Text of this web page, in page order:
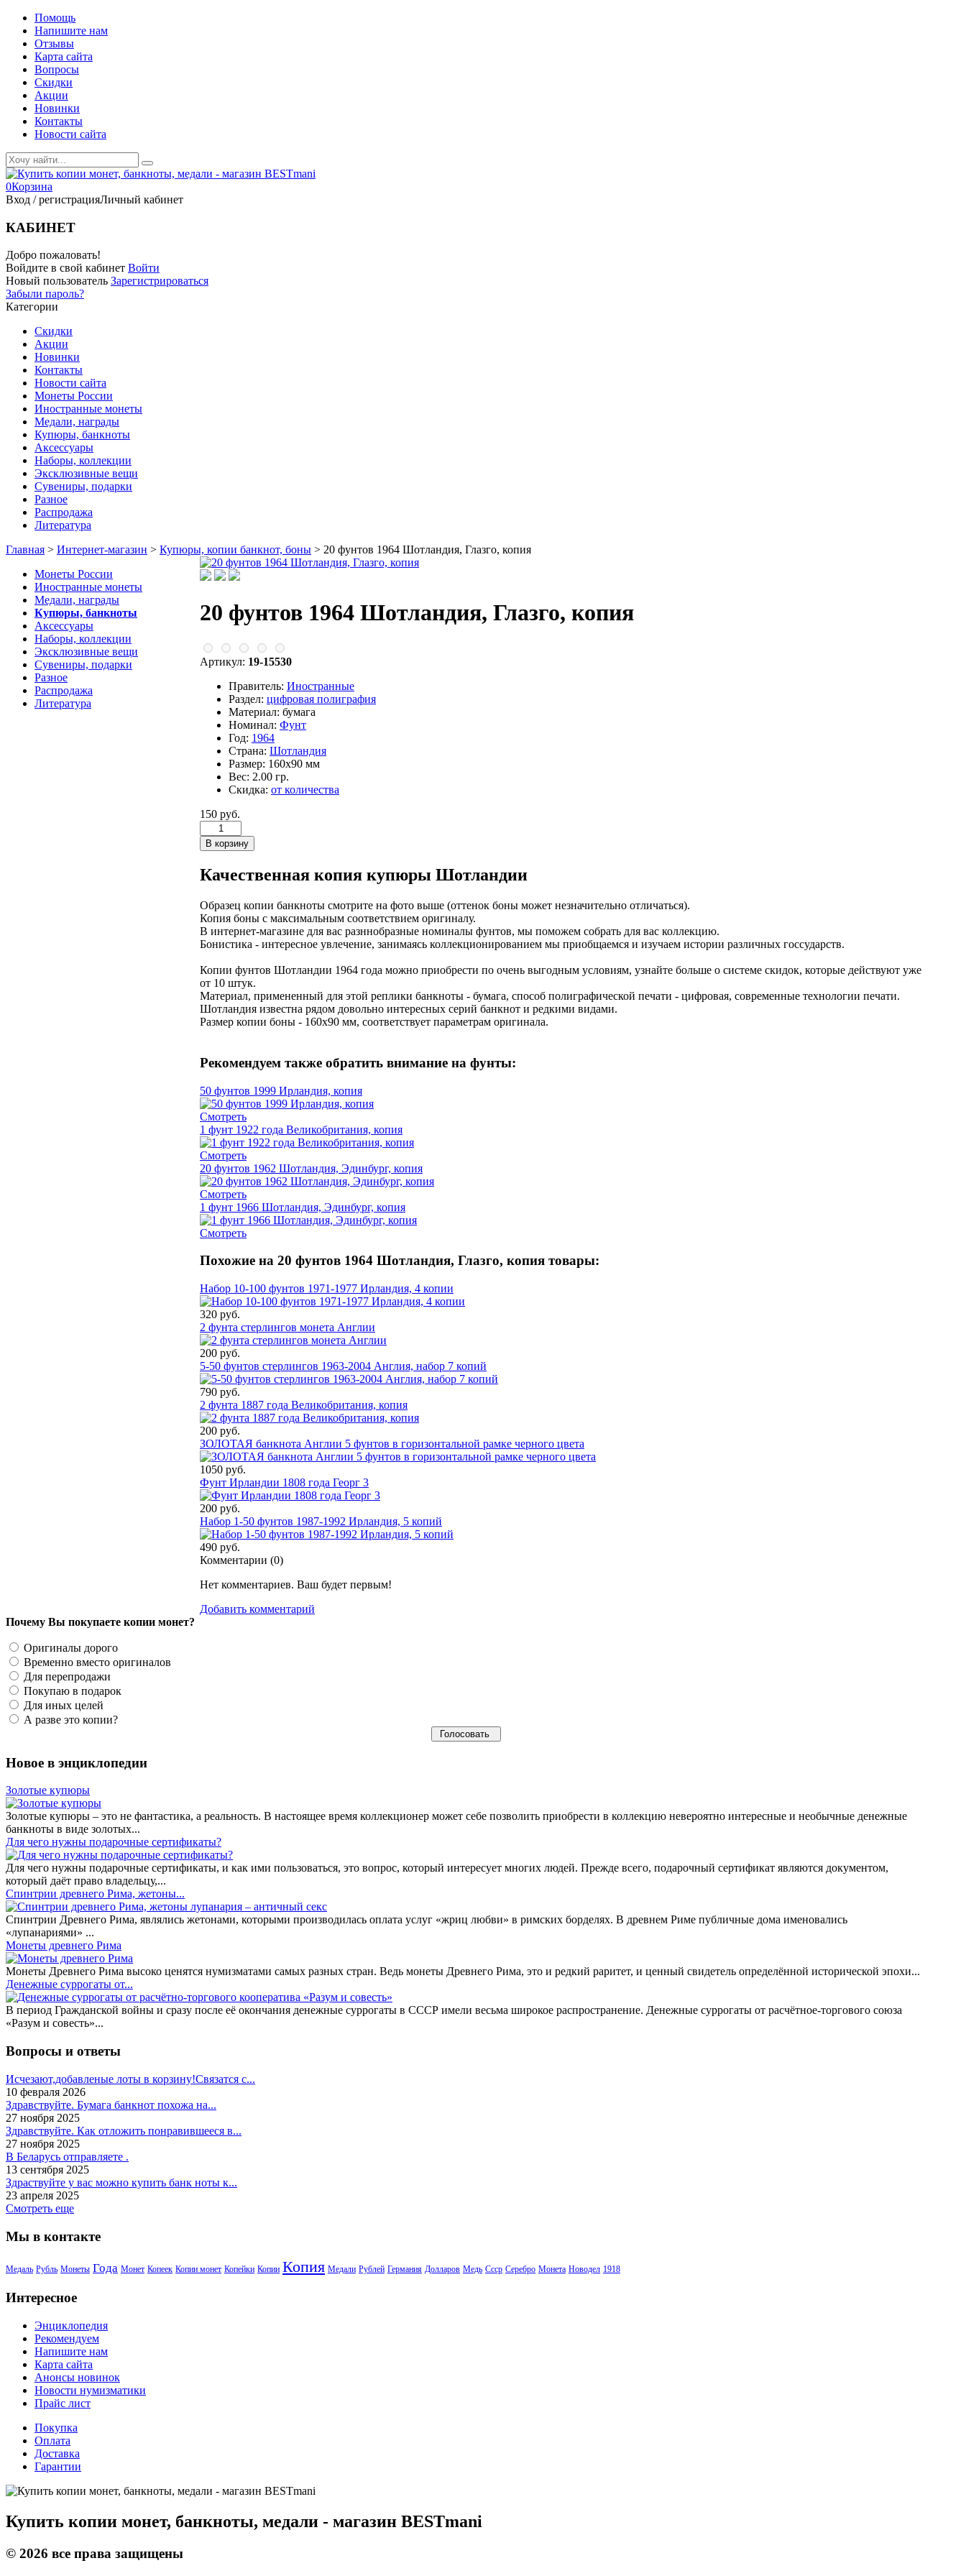
Помощь
Напишите нам
Отзывы
Карта сайта
Вопросы
Скидки
Акции
Новинки
Контакты
Новости сайта
0Корзина
Вход / регистрацияЛичный кабинет
КАБИНЕТ
Добро пожаловать!
Войдите в свой кабинет Войти
Новый пользователь Зарегистрироваться
Забыли пароль?
Категории
Скидки
Акции
Новинки
Контакты
Новости сайта
Монеты России
Иностранные монеты
Медали, награды
Купюры, банкноты
Аксессуары
Наборы, коллекции
Эксклюзивные вещи
Сувениры, подарки
Разное
Распродажа
Литература
Главная > Интернет-магазин > Купюры, копии банкнот, боны > 20 фунтов 1964 Шотландия, Глазго, копия
20 фунтов 1964 Шотландия, Глазго, копия
Артикул: 19-15530
Правитель: Иностранные
Раздел: цифровая полиграфия
Материал: бумага
Номинал: Фунт
Год: 1964
Страна: Шотландия
Размер: 160х90 мм
Вес: 2.00 гр.
Скидка: от количества
150 руб.
Качественная копия купюры Шотландии
Образец копии банкноты смотрите на фото выше (оттенок боны может незначительно отличаться).
Копия боны с максимальным соответствием оригиналу.
В интернет-магазине для вас разннобразные номиналы фунтов, мы поможем собрать для вас коллекцию.
Бонистика - интересное увлечение, занимаясь коллекционированием мы приобщаемся и изучаем истории различных госсударств.
Копии фунтов Шотландии 1964 года можно приобрести по очень выгодным условиям, узнайте больше о системе скидок, которые действуют уже
от 10 штук.
Материал, примененный для этой реплики банкноты - бумага, способ полиграфической печати - цифровая, современные технологии печати.
Шотландия известна рядом довольно интересных серий банкнот и редкими видами.
Размер копии боны - 160х90 мм, соответствует параметрам оригинала.
Рекомендуем также обратить внимание на фунты:
50 фунтов 1999 Ирландия, копия
Смотреть
1 фунт 1922 года Великобритания, копия
Смотреть
20 фунтов 1962 Шотландия, Эдинбург, копия
Смотреть
1 фунт 1966 Шотландия, Эдинбург, копия
Смотреть
Похожие на 20 фунтов 1964 Шотландия, Глазго, копия товары:
Набор 10-100 фунтов 1971-1977 Ирландия, 4 копии
320 руб.
2 фунта стерлингов монета Англии
200 руб.
5-50 фунтов стерлингов 1963-2004 Англия, набор 7 копий
790 руб.
2 фунта 1887 года Великобритания, копия
200 руб.
ЗОЛОТАЯ банкнота Англии 5 фунтов в горизонтальной рамке черного цвета
1050 руб.
Фунт Ирландии 1808 года Георг 3
200 руб.
Набор 1-50 фунтов 1987-1992 Ирландия, 5 копий
490 руб.
Комментарии (0)
Нет комментариев. Ваш будет первым!
Добавить комментарий
Монеты России
Иностранные монеты
Медали, награды
Купюры, банкноты
Аксессуары
Наборы, коллекции
Эксклюзивные вещи
Сувениры, подарки
Разное
Распродажа
Литература
Почему Вы покупаете копии монет?
Оригиналы дорого
Временно вместо оригиналов
Для перепродажи
Покупаю в подарок
Для иных целей
А разве это копии?
Новое в энциклопедии
Золотые купюры
Золотые купюры – это не фантастика, а реальность. В настоящее время коллекционер может себе позволить приобрести в коллекцию невероятно интересные и необычные денежные
банкноты в виде золотых...
​Для чего нужны подарочные сертификаты?
Для чего нужны подарочные сертификаты, и как ими пользоваться, это вопрос, который интересует многих людей. Прежде всего, подарочный сертификат являются документом,
который даёт право владельцу,...
Спинтрии древнего Рима, жетоны...
Спинтрии Древнего Рима, являлись жетонами, которыми производилась оплата услуг «жриц любви» в римских борделях. В древнем Риме публичные дома именовались
«лупанариями» ...
Монеты древнего Рима
Монеты Древнего Рима высоко ценятся нумизматами самых разных стран. Ведь монеты Древнего Рима, это и редкий раритет, и ценный свидетель определённой исторической эпохи...
Денежные суррогаты от...
В период Гражданской войны и сразу после её окончания денежные суррогаты в СССР имели весьма широкое распространение. Денежные суррогаты от расчётное-торгового союза
«Разум и совесть»...
Вопросы и ответы
Исчезают,добавленые лоты в корзину!Связатся с...
10 февраля 2026
Здравствуйте. Бумага банкнот похожа на...
27 ноября 2025
Здравствуйте. Как отложить понравившееся в...
27 ноября 2025
В Беларусь отправляете .
13 сентября 2025
Здраствуйте у вас можно купить банк ноты к...
23 апреля 2025
Смотреть еще
Мы в контакте
Медаль Рубль Монеты Года Монет Копеек Копии монет Копейки Копии Копия Медали Рублей Германия Долларов Медь Ссср Серебро Монета Новодел 1918
Интересное
Энциклопедия
Рекомендуем
Напишите нам
Карта сайта
Анонсы новинок
Новости нумизматики
Прайс лист
Покупка
Оплата
Доставка
Гарантии
Купить копии монет, банкноты, медали - магазин BESTmani
© 2026 все права защищены